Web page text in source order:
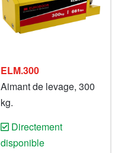
ELM.300
Aimant de levage, 300
kg.
Directement
disponible